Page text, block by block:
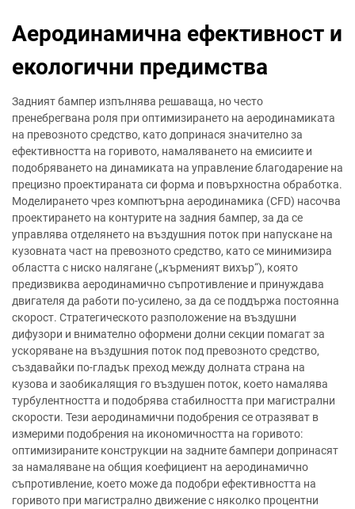
Аеродинамична ефективност и
екологични предимства
Задният бампер изпълнява решаваща, но често
пренебрегвана роля при оптимизирането на аеродинамиката
на превозното средство, като допринася значително за
ефективността на горивото, намаляването на емисиите и
подобряването на динамиката на управление благодарение на
прецизно проектираната си форма и повърхностна обработка.
Моделирането чрез компютърна аеродинамика (CFD) насочва
проектирането на контурите на задния бампер, за да се
управлява отделянето на въздушния поток при напускане на
кузовната част на превозното средство, като се минимизира
областта с ниско налягане („кърменият вихър“), която
предизвиква аеродинамично съпротивление и принуждава
двигателя да работи по-усилено, за да се поддържа постоянна
скорост. Стратегическото разположение на въздушни
дифузори и внимателно оформени долни секции помагат за
ускоряване на въздушния поток под превозното средство,
създавайки по-гладък преход между долната страна на
кузова и заобикалящия го въздушен поток, което намалява
турбулентността и подобрява стабилността при магистрални
скорости. Тези аеродинамични подобрения се отразяват в
измерими подобрения на икономичността на горивото:
оптимизираните конструкции на задните бампери допринасят
за намаляване на общия коефициент на аеродинамично
съпротивление, което може да подобри ефективността на
горивото при магистрално движение с няколко процентни